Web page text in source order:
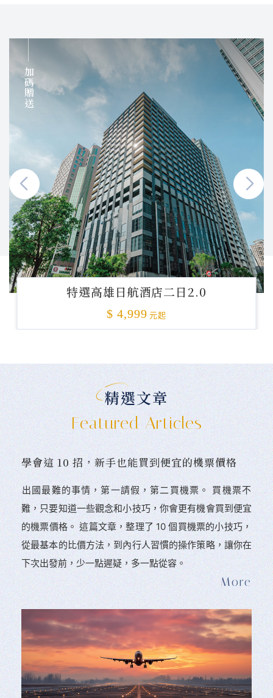
加碼贈送
特選高雄日航酒店二日2.0
$ 4,999 元起
精選文章
Featured Articles
學會這 10 招，新手也能買到便宜的機票價格
󠀠出國最難的事情，第一請假，第二買機票。 󠀠買機票不
難，只要知道一些觀念和小技巧，你會更有機會買到便宜
的機票價格。 這篇文章，整理了 10 個買機票的小技巧，
從最基本的比價方法，到內行人習慣的操作策略，讓你在
下次出發前，少一點遲疑，多一點從容。